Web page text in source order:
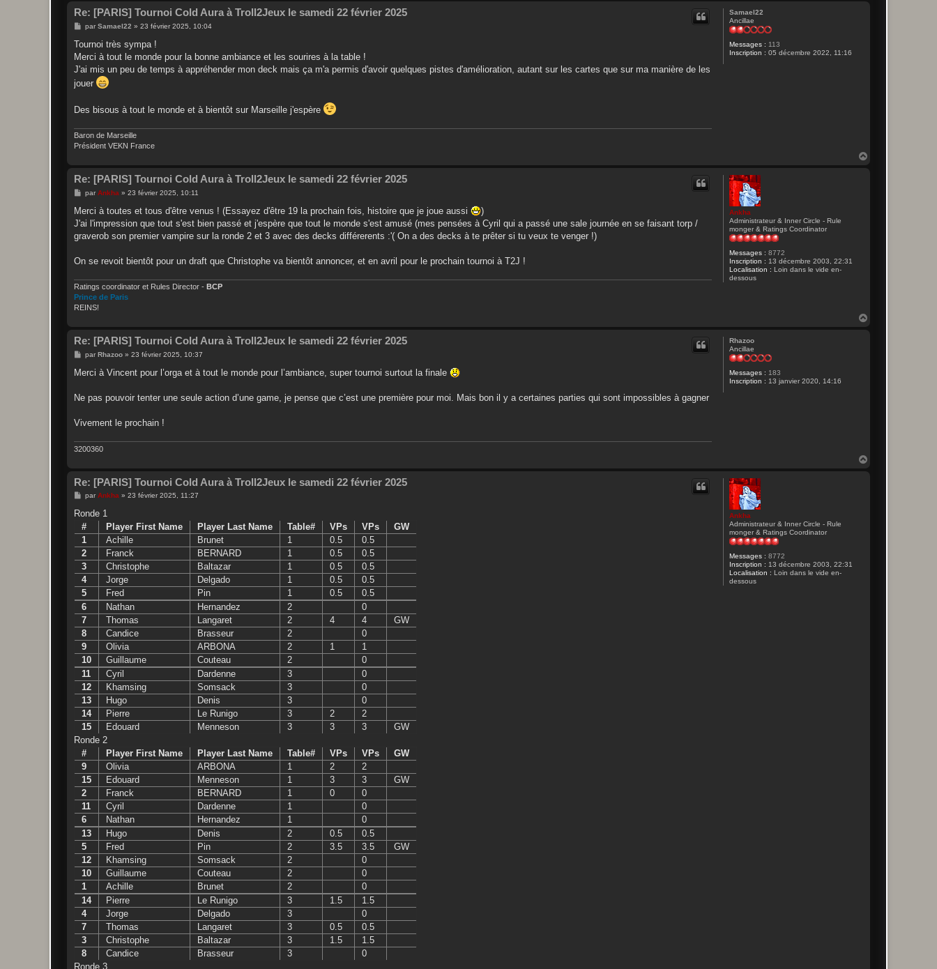
Samael22
Ancillae
Messages : 113
Inscription : 05 décembre 2022, 11:16
Re: [PARIS] Tournoi Cold Aura à Troll2Jeux le samedi 22 février 2025
M
s
a
g
parSamael22 » 23 février 2025, 10:04
Tournoi très sympa !
Merci à tout le monde pour la bonne ambiance et les sourires à la table !
J'ai mis un peu de temps à appréhender mon deck mais ça m'a permis d'avoir quelques pistes d'amélioration, autant sur les cartes que sur ma manière de les
jouer
Des bisous à tout le monde et à bientôt sur Marseille j'espère
Baron de Marseille
Président VEKN France
Ankha
Administrateur & Inner Circle - Rule
monger & Ratings Coordinator
Messages : 8772
Inscription : 13 décembre 2003, 22:31
Localisation : Loin dans le vide en-
dessous
Re: [PARIS] Tournoi Cold Aura à Troll2Jeux le samedi 22 février 2025
M
s
a
g
parAnkha » 23 février 2025, 10:11
Merci à toutes et tous d'être venus ! (Essayez d'être 19 la prochain fois, histoire que je joue aussi
)
J'ai l'impression que tout s'est bien passé et j'espère que tout le monde s'est amusé (mes pensées à Cyril qui a passé une sale journée en se faisant torp /
graverob son premier vampire sur la ronde 2 et 3 avec des decks différerents :'( On a des decks à te prêter si tu veux te venger !)
On se revoit bientôt pour un draft que Christophe va bientôt annoncer, et en avril pour le prochain tournoi à T2J !
Ratings coordinator et Rules Director - BCP
Prince de Paris
REINS!
Rhazoo
Ancillae
Messages : 183
Inscription : 13 janvier 2020, 14:16
Re: [PARIS] Tournoi Cold Aura à Troll2Jeux le samedi 22 février 2025
M
s
g
parRhazoo» 23 février 2025, 10:37
Merci à Vincent pour l’orga et à tout le monde pour l’ambiance, super tournoi surtout la finale
Ne pas pouvoir tenter une seule action d’une game, je pense que c’est une première pour moi. Mais bon il y a certaines parties qui sont impossibles à gagner
Vivement le prochain !
3200360
Ankha
Administrateur & Inner Circle - Rule
monger & Ratings Coordinator
Messages : 8772
Inscription : 13 décembre 2003, 22:31
Localisation : Loin dans le vide en-
dessous
Re: [PARIS] Tournoi Cold Aura à Troll2Jeux le samedi 22 février 2025
M
s
a
g
e
parAnkha » 23 février 2025, 11:27
Ronde 1
#
Player First Name Player Last Name Table# VPs VPs
GW
1
Achille Brunet 1 0.5
0.5
2
Franck BERNARD 1 0.5
0.5
3
Christophe Baltazar 1 0.5
0.5
4
Jorge Delgado 1 0.5
0.5
5
Fred Pin 1 0.5
0.5
6
Nathan Hernandez 2
0
7
Thomas Langaret 2 4 4
GW
8
Candice Brasseur 2
0
9
Olivia ARBONA 2 1
1
10
Guillaume Couteau 2
0
11
Cyril Dardenne 3
0
12
Khamsing Somsack 3
0
13
Hugo Denis 3
0
14
Pierre Le Runigo 3 2
2
15
Edouard Menneson 3 3 3
GW
Ronde 2
#
Player First Name Player Last Name Table# VPs VPs
GW
9
Olivia ARBONA 1 2
2
15
Edouard Menneson 1 3 3
GW
2
Franck BERNARD 1 0
0
11
Cyril Dardenne 1
0
6
Nathan Hernandez 1
0
13
Hugo Denis 2 0.5
0.5
5
Fred Pin 2 3.5 3.5
GW
12
Khamsing Somsack 2
0
10
Guillaume Couteau 2
0
1
Achille Brunet 2
0
14
Pierre Le Runigo 3 1.5
1.5
4
Jorge Delgado 3
0
7
Thomas Langaret 3 0.5
0.5
3
Christophe Baltazar 3 1.5
1.5
8
Candice Brasseur 3
0
Ronde 3